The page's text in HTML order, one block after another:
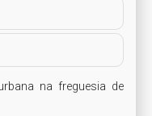
na freguesia de